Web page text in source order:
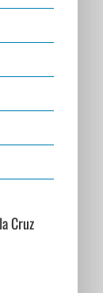
Cruz